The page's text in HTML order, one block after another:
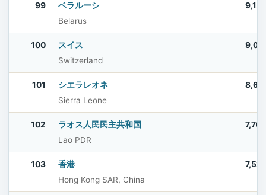
99
ベラルーシ
Belarus
100
スイス
Switzerland
101
シエラレオネ
Sierra Leone
102
ラオス人民民主共和国
Lao PDR
103
香港
Hong Kong SAR, China